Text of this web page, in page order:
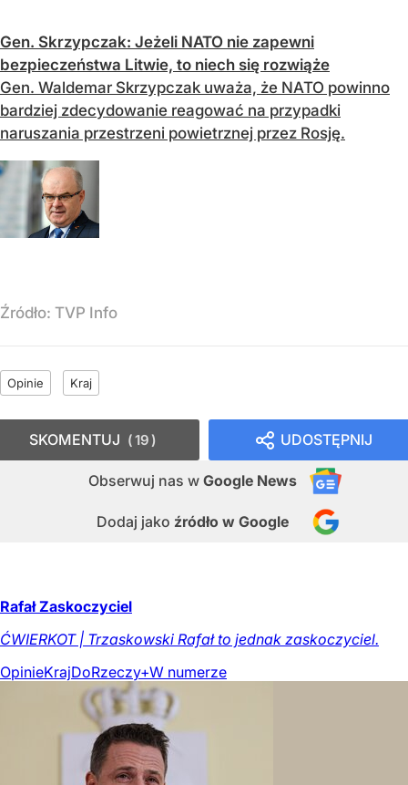
Gen. Skrzypczak: Jeżeli NATO nie zapewni
bezpieczeństwa Litwie, to niech się rozwiąże
Gen. Waldemar Skrzypczak uważa, że NATO powinno
bardziej zdecydowanie reagować na przypadki
naruszania przestrzeni powietrznej przez Rosję.
Źródło: TVP Info
Opinie Kraj
UDOSTĘPNIJ
Obserwuj nas w Google News
Dodaj jako źródło w Google
SKOMENTUJ 19
Rafał Zaskoczyciel
ĆWIERKOT | Trzaskowski Rafał to jednak zaskoczyciel.
OpinieKrajDoRzeczy+W numerze